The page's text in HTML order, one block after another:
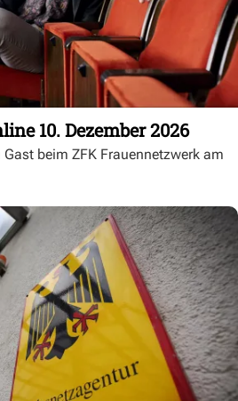
10. Dezember 2026
beim ZFK Frauennetzwerk am